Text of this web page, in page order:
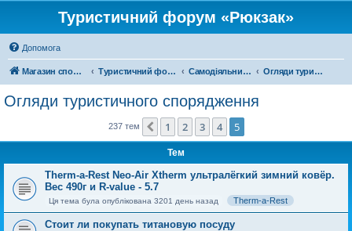
Туристичний форум «Рюкзак»
Допомога
Магазин спорядження Туристичний форум «Рюкзак» Самодіяльний туризм Огляди туристичного спорядження
Огляди туристичного спорядження
237 тем Поперед.
1 2 3 4 5
Тем
Therm-a-Rest Neo-Air Xtherm ультралёгкий зимний ковёр.
Вес 490г и R-value - 5.7
Ця тема була опублікована 3201 день назад Therm-a-Rest
Стоит ли покупать титановую посуду